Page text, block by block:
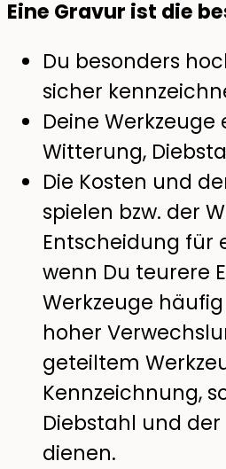
Eine Gravur ist die
Du besonders
sicher
Deine
Witterung,
Die Kosten und
spielen bzw. der
Entscheidung für
wenn Du teurere
Werkzeuge
hoher
geteiltem
Kennzeichnung,
Diebstahl und
dienen.